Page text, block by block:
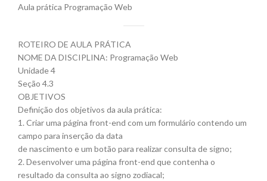
Aula prática Programação Web
ROTEIRO DE AULA PRÁTICA
NOME DA DISCIPLINA: Programação Web
Unidade 4
Seção 4.3
OBJETIVOS
Definição dos objetivos da aula prática:
1. Criar uma página front-end com um formulário contendo um
campo para inserção da data
de nascimento e um botão para realizar consulta de signo;
2. Desenvolver uma página front-end que contenha o
resultado da consulta ao signo zodiacal;